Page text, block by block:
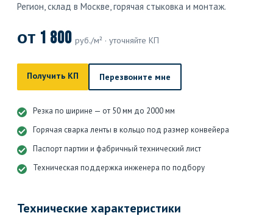
Регион, склад в Москве, горячая стыковка и монтаж.
от 1 800 руб./м² · уточняйте КП
Получить КП Перезвоните мне
Резка по ширине — от 50 мм до 2000 мм
Горячая сварка ленты в кольцо под размер конвейера
Паспорт партии и фабричный технический лист
Техническая поддержка инженера по подбору
Технические характеристики